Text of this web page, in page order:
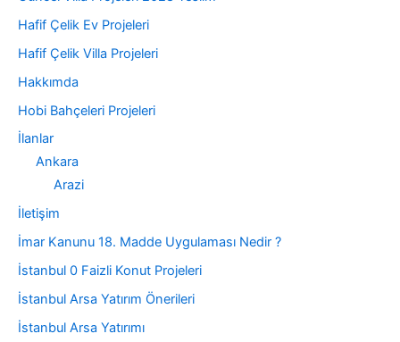
Hafif Çelik Ev Projeleri
Hafif Çelik Villa Projeleri
Hakkımda
Hobi Bahçeleri Projeleri
İlanlar
Ankara
Arazi
İletişim
İmar Kanunu 18. Madde Uygulaması Nedir ?
İstanbul 0 Faizli Konut Projeleri
İstanbul Arsa Yatırım Önerileri
İstanbul Arsa Yatırımı